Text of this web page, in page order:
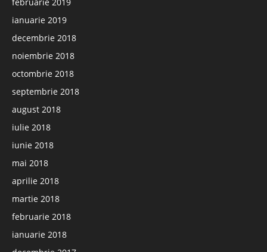
ianuarie 2019
decembrie 2018
noiembrie 2018
octombrie 2018
septembrie 2018
august 2018
iulie 2018
iunie 2018
mai 2018
aprilie 2018
martie 2018
februarie 2018
ianuarie 2018